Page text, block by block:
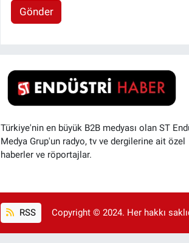
Gönder
Türkiye'nin en büyük B2B medyası olan ST
Medya Grup'un radyo, tv ve dergilerine ait özel
haberler ve röportajlar.
RSS Copyright © 2024. Her hakkı